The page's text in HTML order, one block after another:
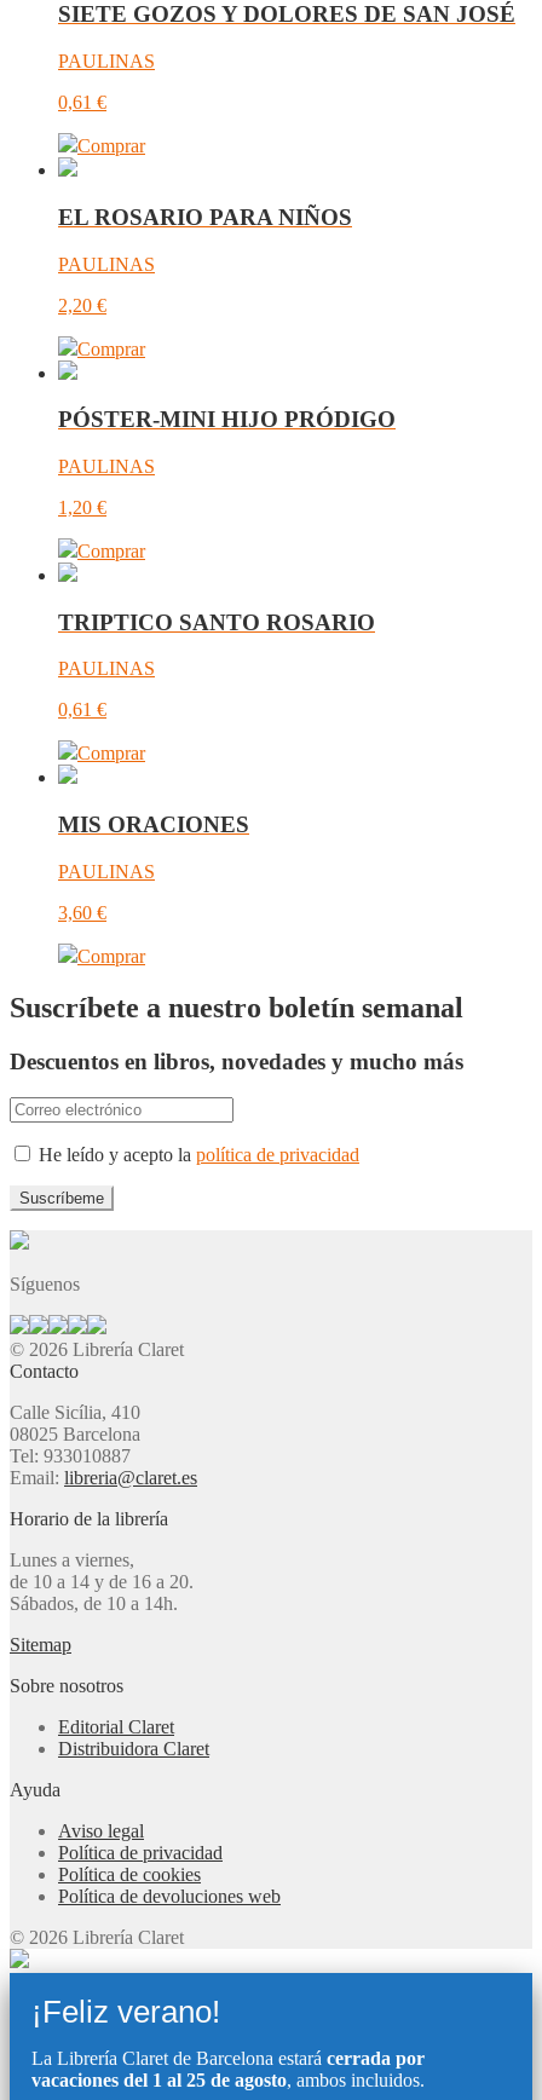
SIETE GOZOS Y DOLORES DE SAN JOSÉ
PAULINAS
0,61 €
Comprar
EL ROSARIO PARA NIÑOS
PAULINAS
2,20 €
Comprar
PÓSTER-MINI HIJO PRÓDIGO
PAULINAS
1,20 €
Comprar
TRIPTICO SANTO ROSARIO
PAULINAS
0,61 €
Comprar
MIS ORACIONES
PAULINAS
3,60 €
Comprar
Suscríbete a nuestro boletín semanal
Descuentos en libros, novedades y mucho más
He leído y acepto la política de privacidad
Síguenos
© 2026 Librería Claret
Contacto
Calle Sicília, 410
08025 Barcelona
Tel: 933010887
Email: libreria@claret.es
Horario de la librería
Lunes a viernes,
de 10 a 14 y de 16 a 20.
Sábados, de 10 a 14h.
Sitemap
Sobre nosotros
Editorial Claret
Distribuidora Claret
Ayuda
Aviso legal
Política de privacidad
Política de cookies
Política de devoluciones web
© 2026 Librería Claret
¡Feliz verano!
La Librería Claret de Barcelona estará cerrada por
vacaciones del 1 al 25 de agosto, ambos incluidos.